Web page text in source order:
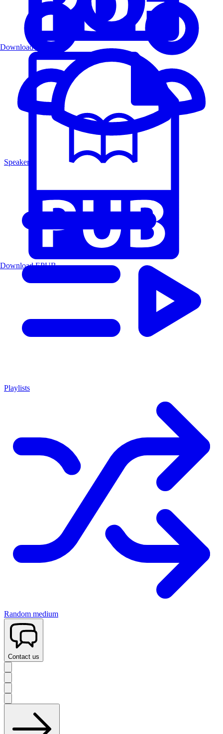
Speakers
Playlists
Random medium
Contact us
Download PDF
Download EPUB